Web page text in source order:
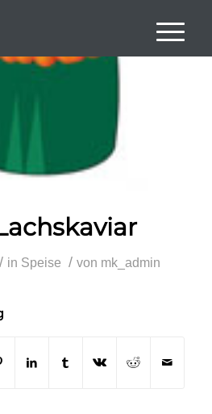
/ in Speise / von mk_admin